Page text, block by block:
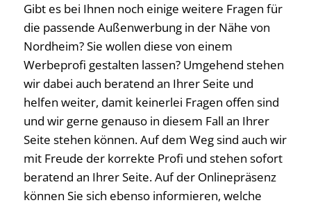
Gibt es bei Ihnen noch einige weitere Fragen für
die passende Außenwerbung in der Nähe von
Nordheim? Sie wollen diese von einem
Werbeprofi gestalten lassen? Umgehend stehen
wir dabei auch beratend an Ihrer Seite und
helfen weiter, damit keinerlei Fragen offen sind
und wir gerne genauso in diesem Fall an Ihrer
Seite stehen können. Auf dem Weg sind auch wir
mit Freude der korrekte Profi und stehen sofort
beratend an Ihrer Seite. Auf der Onlinepräsenz
können Sie sich ebenso informieren, welche